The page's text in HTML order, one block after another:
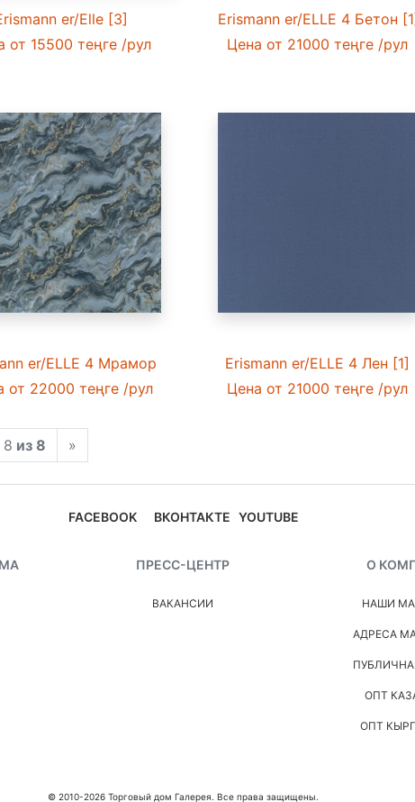
er/Elle [3]
от 15500 теңге /рул
Erismann er/ELLE 4 Бетон
Ценаот 21000 теңге /рул
er/ELLE 4 Мрамор [1]
от 22000 теңге/рул
Erismann er/ELLE 4 Лен [1]
Ценаот 21000 теңге /рул
8 из 8 »
FACEBOOK ВКОНТАКТЕ YOUTUBE
ПРЕСС-ЦЕНТР
ВАКАНСИИ
О
НАШИ
АДРЕСА
ОПТ
ОПТ
© 2010-2026 Торговый дом Галерея. Все права защищены.